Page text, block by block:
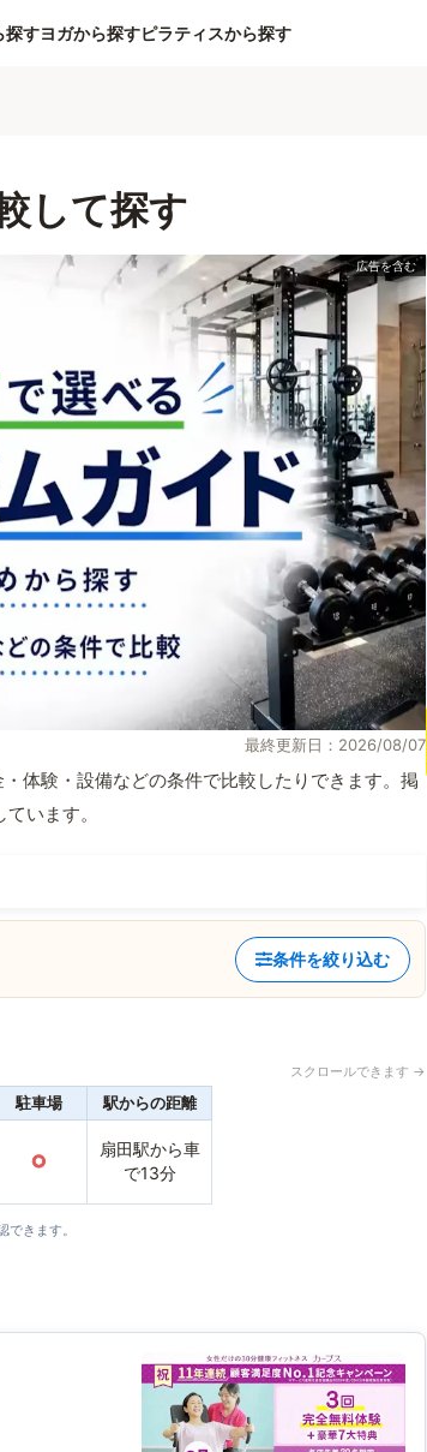
探すヨガから探すピラティスから探す
して探す
最終更新日：2026/08/07
体験・設備などの条件で比較したりできます。掲
います。
条件を絞り込む
スクロールできます →
駐車場 駅からの距離
○
扇田駅から車
で13分
きます。